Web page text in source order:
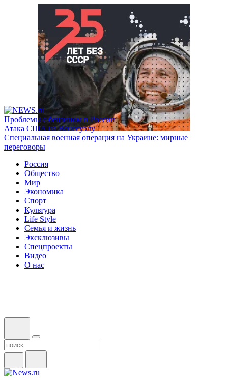
Проблемы с бензином в России
Атака США на Венесуэлу
Специальная военная операция на Украине: мирные
переговоры
Россия
Общество
Мир
Экономика
Спорт
Культура
Life Style
Семья и жизнь
Эксклюзивы
Спецпроекты
Видео
О нас